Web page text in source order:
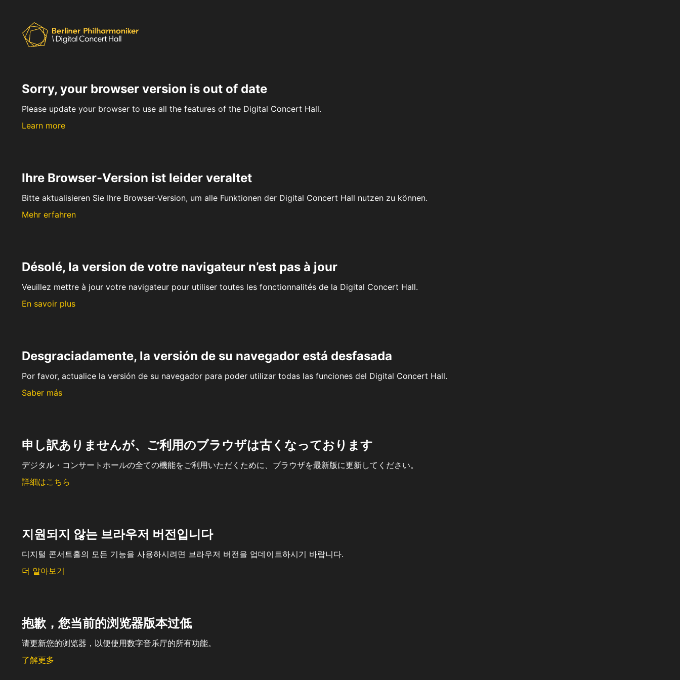
Sorry, your browser version is out of date
Please update your browser to use all the features of the Digital Concert Hall.
Learn more
Ihre Browser-Version ist leider veraltet
Bitte aktualisieren Sie Ihre Browser-Version, um alle Funktionen der Digital Concert Hall nutzen zu können.
Mehr erfahren
Désolé, la version de votre navigateur n’est pas à jour
Veuillez mettre à jour votre navigateur pour utiliser toutes les fonctionnalités de la Digital Concert Hall.
En savoir plus
Desgraciadamente, la versión de su navegador está desfasada
Por favor, actualice la versión de su navegador para poder utilizar todas las funciones del Digital Concert Hall.
Saber más
申し訳ありませんが、ご利用のブラウザは古くなっております
デジタル・コンサートホールの全ての機能をご利用いただくために、ブラウザを最新版に更新してください。
詳細はこちら
지원되지 않는 브라우저 버전입니다
디지털 콘서트홀의 모든 기능을 사용하시려면 브라우저 버전을 업데이트하시기 바랍니다.
더 알아보기
抱歉，您当前的浏览器版本过低
请更新您的浏览器，以便使用数字音乐厅的所有功能。
了解更多